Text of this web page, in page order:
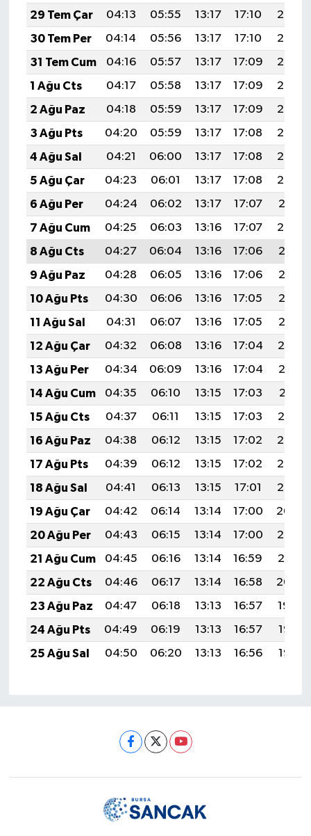
29 Tem Çar
04:13 05:55 13:17 17:10
20:29
30 Tem Per
04:14 05:56 13:17 17:10
20:28
31 Tem Cum
04:16 05:57 13:17 17:09
20:27
1 Ağu Cts
04:17 05:58 13:17 17:09
20:26
2 Ağu Paz
04:18 05:59 13:17 17:09
20:25
3 Ağu Pts
04:20 05:59 13:17 17:08
20:24
4 Ağu Sal
04:21 06:00 13:17 17:08
20:23
5 Ağu Çar
04:23 06:01 13:17 17:08
20:22
6 Ağu Per
04:24 06:02 13:17 17:07
20:21
7 Ağu Cum
04:25 06:03 13:16 17:07
20:20
8 Ağu Cts
04:27 06:04 13:16 17:06
20:18
9 Ağu Paz
04:28 06:05 13:16 17:06
20:17
10 Ağu Pts
04:30 06:06 13:16 17:05
20:16
11 Ağu Sal
04:31 06:07 13:16 17:05
20:15
12 Ağu Çar
04:32 06:08 13:16 17:04
20:14
13 Ağu Per
04:34 06:09 13:16 17:04
20:12
14 Ağu Cum
04:35 06:10 13:15 17:03
20:11
15 Ağu Cts
04:37 06:11 13:15 17:03
20:10
16 Ağu Paz
04:38 06:12 13:15 17:02
20:08
17 Ağu Pts
04:39 06:12 13:15 17:02
20:07
18 Ağu Sal
04:41 06:13 13:15 17:01
20:06
19 Ağu Çar
04:42 06:14 13:14 17:00
20:04
20 Ağu Per
04:43 06:15 13:14 17:00
20:03
21 Ağu Cum
04:45 06:16 13:14 16:59
20:01
22 Ağu Cts
04:46 06:17 13:14 16:58
20:00
23 Ağu Paz
04:47 06:18 13:13 16:57
19:59
24 Ağu Pts
04:49 06:19 13:13 16:57
19:57
25 Ağu Sal
04:50 06:20 13:13 16:56 19:56